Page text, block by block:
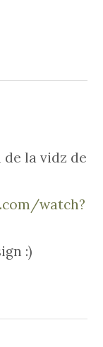
la vidz de
watch?
:)